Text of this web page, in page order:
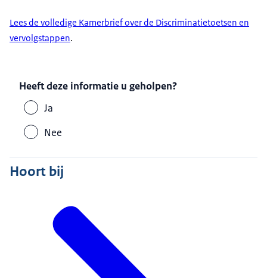
Lees de volledige Kamerbrief over de Discriminatietoetsen en
vervolgstappen.
Heeft deze informatie u geholpen?
Ja
Nee
Hoort bij